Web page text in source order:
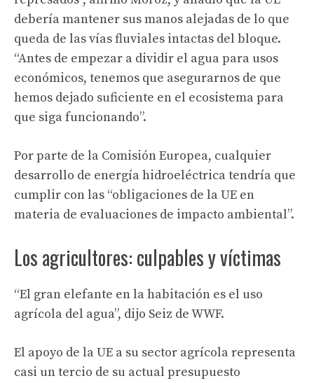
debería mantener sus manos alejadas de lo que
queda de las vías fluviales intactas del bloque.
“Antes de empezar a dividir el agua para usos
económicos, tenemos que asegurarnos de que
hemos dejado suficiente en el ecosistema para
que siga funcionando”.
Por parte de la Comisión Europea, cualquier
desarrollo de energía hidroeléctrica tendría que
cumplir con las “obligaciones de la UE en
materia de evaluaciones de impacto ambiental”.
Los agricultores: culpables y víctimas
“El gran elefante en la habitación es el uso
agrícola del agua”, dijo Seiz de WWF.
El apoyo de la UE a su sector agrícola representa
casi un tercio de su actual presupuesto